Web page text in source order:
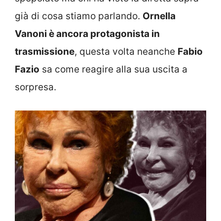
già di cosa stiamo parlando. Ornella
Vanoni è ancora protagonista in
trasmissione, questa volta neanche Fabio
Fazio sa come reagire alla sua uscita a
sorpresa.